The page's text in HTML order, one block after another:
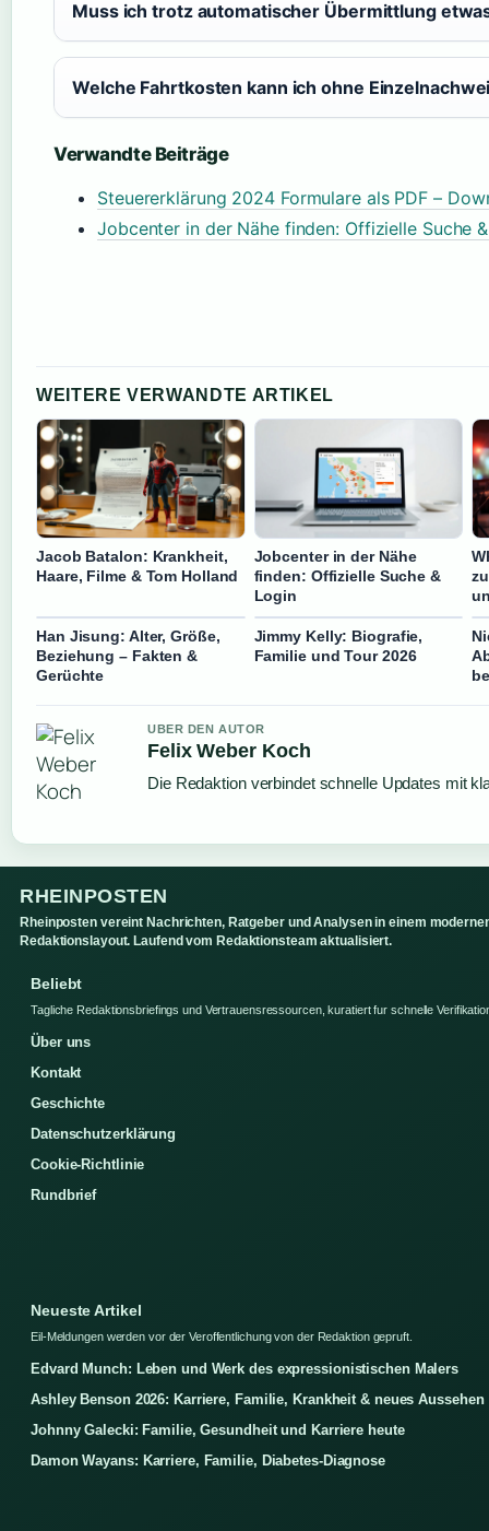
Muss ich trotz automatischer Übermittlung
Welche Fahrtkosten kann ich ohne
Verwandte Beiträge
Steuererklärung 2024 Formulare als PDF –
Jobcenter in der Nähe finden: Offizielle Suche
WEITERE VERWANDTE ARTIKEL
Jacob Batalon: Krankheit,
Haare, Filme & Tom Holland
Jobcenter in der Nähe
finden: Offizielle Suche &
Login
Han Jisung: Alter, Größe,
Beziehung – Fakten &
Gerüchte
Jimmy Kelly: Biografie,
Familie und Tour 2026
UBER DEN AUTOR
Felix Weber Koch
Die Redaktion verbindet schnelle Updates mit
RHEINPOSTEN
Rheinposten vereint Nachrichten, Ratgeber und Analysen in einem
Redaktionslayout. Laufend vom Redaktionsteam aktualisiert.
Beliebt
Tagliche Redaktionsbriefings und Vertrauensressourcen, kuratiert fur schnelle
Über uns
Kontakt
Geschichte
Datenschutzerklärung
Cookie-Richtlinie
Rundbrief
Neueste Artikel
Eil-Meldungen werden vor der Veroffentlichung von der Redaktion gepruft.
Edvard Munch: Leben und Werk des expressionistischen Malers
Ashley Benson 2026: Karriere, Familie, Krankheit & neues Aussehen
Johnny Galecki: Familie, Gesundheit und Karriere heute
Damon Wayans: Karriere, Familie, Diabetes-Diagnose